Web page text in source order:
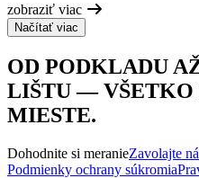
zobraziť viac
Načítať viac
OD PODKLADU
LIŠTU — VŠETKO
MIESTE.
Dohodnite si meranieZavolajte
Podmienky ochrany súkromia